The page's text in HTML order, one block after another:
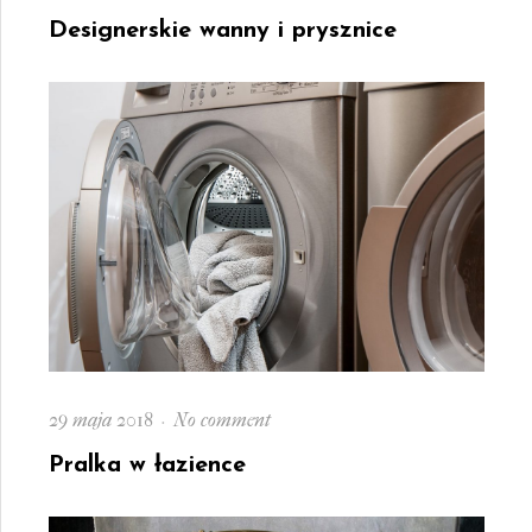
wanny
prysznice
Designerskie wanny i prysznice
Posted
on
29 maja 2018 No commenton
łazience
Pralka w łazience